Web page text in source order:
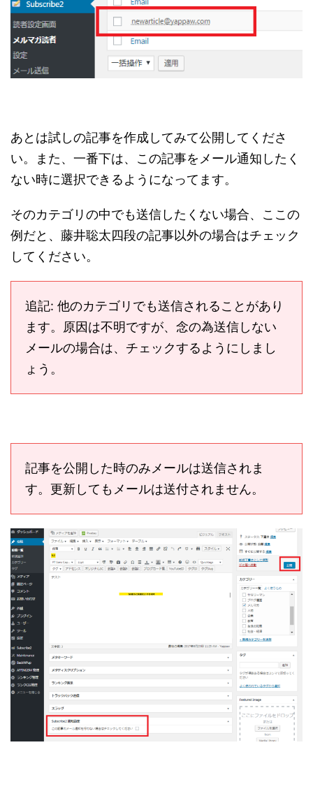
あとは試しの記事を作成してみて公開してくださ
い。また、一番下は、この記事をメール通知したく
ない時に選択できるようになってます。
そのカテゴリの中でも送信したくない場合、ここの
例だと、藤井聡太四段の記事以外の場合はチェック
してください。
追記: 他のカテゴリでも送信されることがあり
ます。原因は不明ですが、念の為送信しない
メールの場合は、チェックするようにしまし
ょう。
記事を公開した時のみメールは送信されま
す。更新してもメールは送付されません。